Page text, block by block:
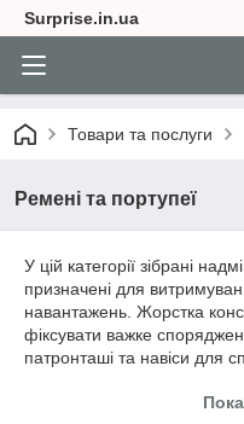
Surprise.in.ua
Товари та послуги
Ремені та портупеї
У цій категорії зібрані
призначені для
навантажень. Жорстка
фіксувати важке
патронташі та навіси для
додаткової безпеки